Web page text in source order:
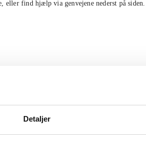
Detaljer
eller find hjælp via genvejene nederst på siden.
Kontakt os